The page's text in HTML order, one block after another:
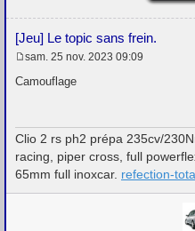
[Jeu] Le topic sans frein.
e
g
e
sam. 25 nov. 2023 09:09
Camouflage
Clio 2 rs ph2 prépa 235cv/
racing, piper cross, full
65mm full inoxcar. refection-